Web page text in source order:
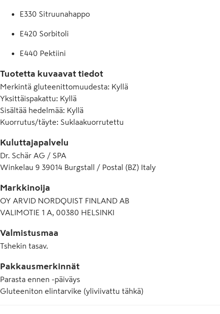
PIENIÄ JÄÄMIÄ SOIJAA, PÄHKINÄÄ JA MAAPÄHKINÄÄ.
E330 Sitruunahappo
E420 Sorbitoli
E440 Pektiini
Tuotetta kuvaavat tiedot
Merkintä gluteenittomuudesta: Kyllä
Yksittäispakattu: Kyllä
Sisältää hedelmää: Kyllä
Kuorrutus/täyte: Suklaakuorrutettu
Kuluttajapalvelu
Dr. Schär AG / SPA
Winkelau 9 39014 Burgstall / Postal (BZ) Italy
Markkinoija
OY ARVID NORDQUIST FINLAND AB
VALIMOTIE 1 A, 00380 HELSINKI
Valmistusmaa
Tshekin tasav.
Pakkausmerkinnät
Parasta ennen -päiväys
Gluteeniton elintarvike (yliviivattu tähkä)